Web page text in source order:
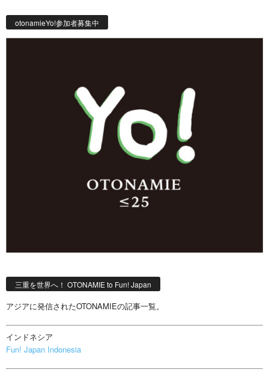
otonamieYo!参加者募集中
三重を世界へ！ OTONAMIE to Fun! Japan
アジアに発信されたOTONAMIEの記事一覧。
インドネシア
Fun! Japan Indonesia